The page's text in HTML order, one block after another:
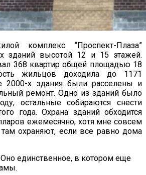
комплекс “Проспект-Плаза”
зданий высотой 12 и 15 этажей.
368 квартир общей площадью 18
жильцов доходила до 1171
2000-х здания были расселены и
ремонт. Одно из зданий было
остальные собираются снести
года. Охрана зданий обходится
ежемесячно, хотя мне совсем
там охраняют, если все равно дома
единственное, в котором еще